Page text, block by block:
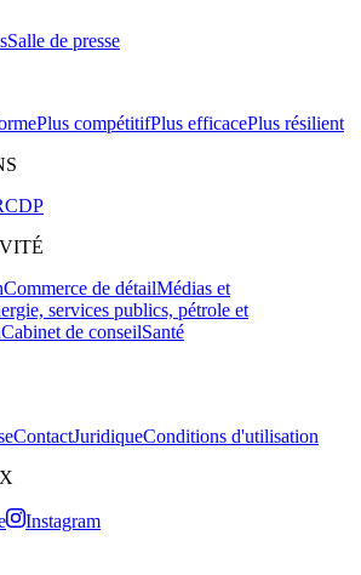
Salle de presse
Plus compétitifPlus efficacePlus résilient
CDP
Commerce de détailMédias et
services publics, pétrole et
Cabinet de conseilSanté
ContactJuridiqueConditions d'utilisation
Instagram